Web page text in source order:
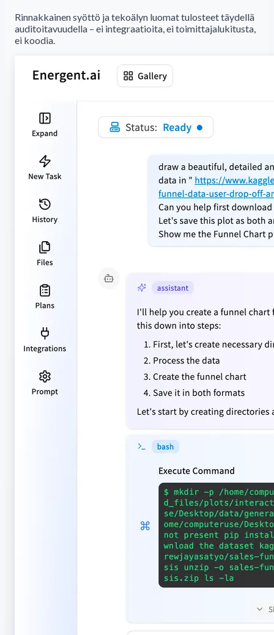
Rinnakkainen syöttö ja tekoälyn luomat tulosteet täydellä
auditoitavuudella – ei integraatioita, ei toimittajalukitusta,
ei koodia.